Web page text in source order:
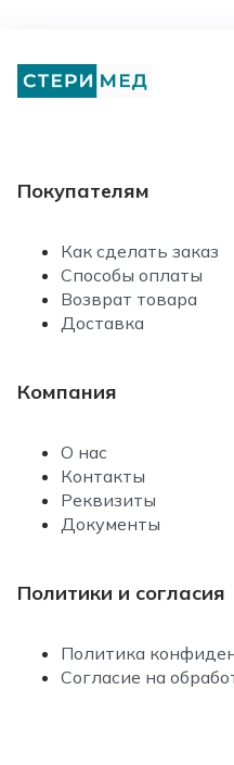
Покупателям
Как сделать заказ
Способы оплаты
Возврат товара
Доставка
Компания
О нас
Контакты
Реквизиты
Документы
Политики и согласия
Политика
Согласие на